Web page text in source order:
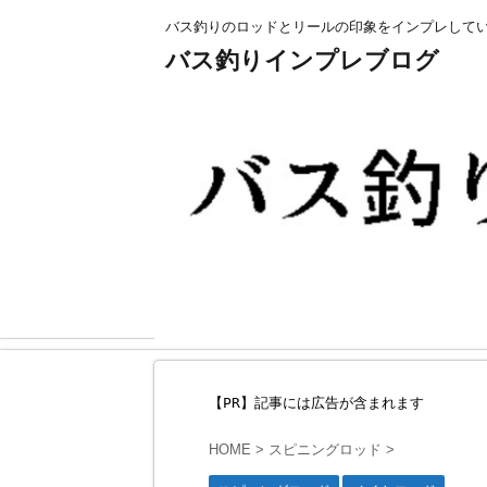
バス釣りのロッドとリールの印象をインプレして
バス釣りインプレブログ
【PR】記事には広告が含まれます
HOME > スピニングロッド >